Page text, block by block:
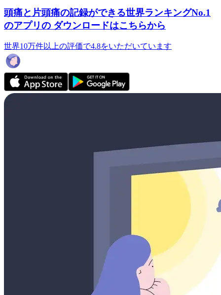
頭痛と片頭痛の記録ができる世界ランキングNo.1
のアプリの ダウンロードはこちらから
世界10万件以上の評価で4.8をいただいています